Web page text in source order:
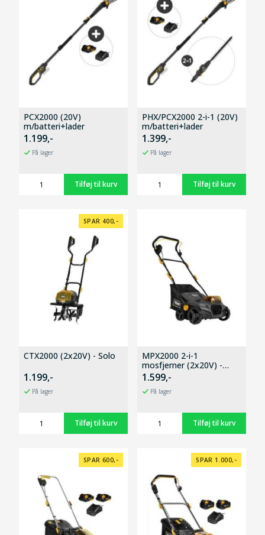
PCX2000 (20V)
m/batteri+lader
1.199,-
På lager
PHX/PCX2000 2-i-1 (20V)
m/batteri+lader
1.399,-
På lager
SPAR 400,-
CTX2000 (2x20V) - Solo
1.199,-
På lager
MPX2000 2-i-1
mosfjerner (2x20V) -
Solo
1.599,-
På lager
SPAR 600,- SPAR 1.000,-